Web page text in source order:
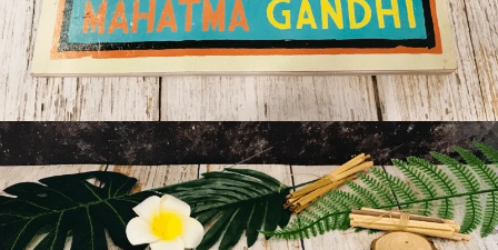
🐲 หนังสือเด็ก
📕 นิตยสาร
🌎 International Books
🎲 Board Game
📅 สินค้าอื่นๆ